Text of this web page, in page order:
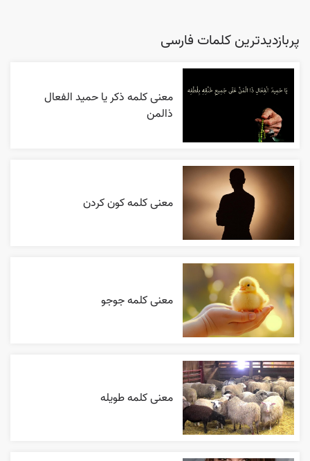
پربازدیدترین کلمات فارسی
معنی کلمه ذکر یا حمید الفعال
ذالمن
معنی کلمه کون کردن
معنی کلمه جوجو
معنی کلمه طویله